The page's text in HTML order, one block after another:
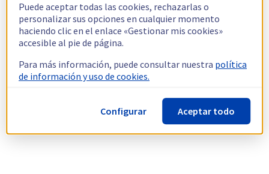
Puede aceptar todas las cookies, rechazarlas o
personalizar sus opciones en cualquier momento
haciendo clic en el enlace «Gestionar mis cookies»
accesible al pie de página.
Para más información, puede consultar nuestra política
de información y uso de cookies.
Configurar Aceptar todo